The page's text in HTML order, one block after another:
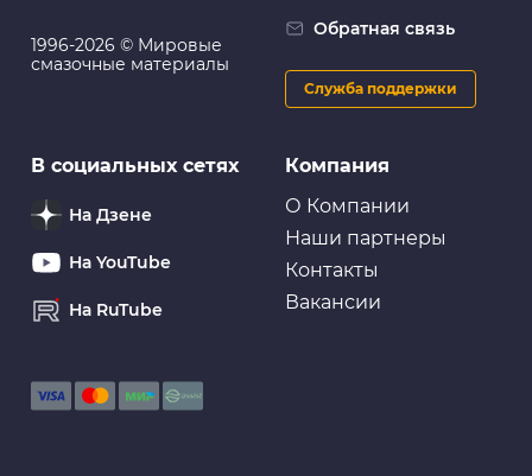
1996-2026 © Мировые
смазочные материалы
Компания
О Компании
Наши партнеры
Контакты
Вакансии
Обратная связь
Служба поддержки
В социальных сетях
На Дзене
На YouTube
На RuTube